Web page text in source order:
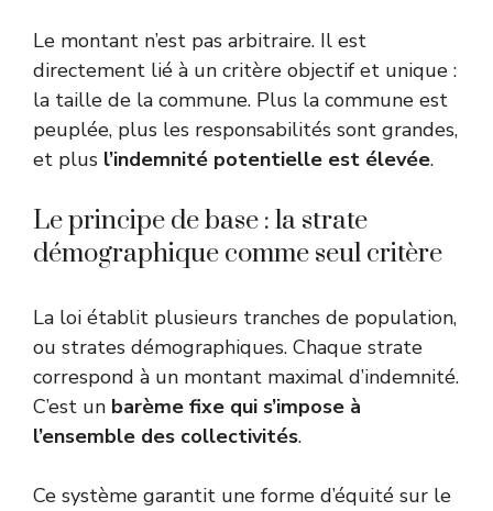
Le montant n’est pas arbitraire. Il est
directement lié à un critère objectif et unique :
la taille de la commune. Plus la commune est
peuplée, plus les responsabilités sont grandes,
et plus l’indemnité potentielle est élevée.
Le principe de base : la strate
démographique comme seul critère
La loi établit plusieurs tranches de population,
ou strates démographiques. Chaque strate
correspond à un montant maximal d’indemnité.
C’est un barème fixe qui s’impose à
l’ensemble des collectivités.
Ce système garantit une forme d’équité sur le